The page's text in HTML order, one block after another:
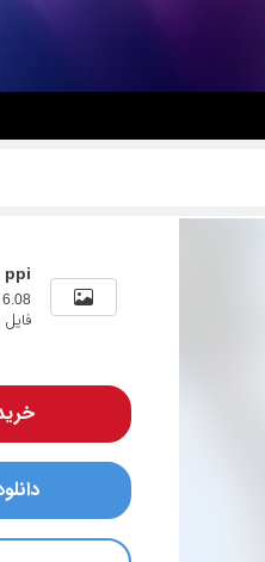
ppi
6.08 MB
خرید
دانلود